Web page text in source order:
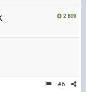
2 809
#6